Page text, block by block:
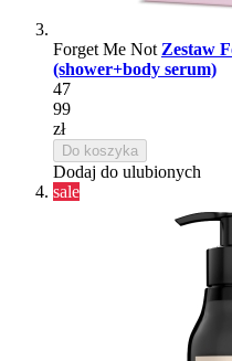
Forget Me Not Zestaw
(shower+body serum)
47
99
zł
Do koszyka
Dodaj do ulubionych
sale